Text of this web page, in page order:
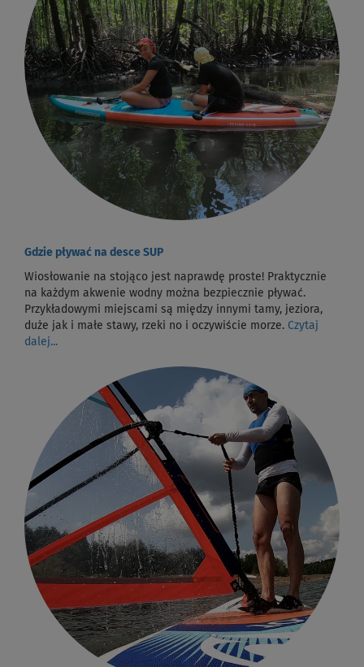
Gdzie pływać na desce SUP
Wiosłowanie na stojąco jest naprawdę proste! Praktycznie
na każdym akwenie wodny można bezpiecznie pływać.
Przykładowymi miejscami są między innymi tamy, jeziora,
duże jak i małe stawy, rzeki no i oczywiście morze. Czytaj
dalej...